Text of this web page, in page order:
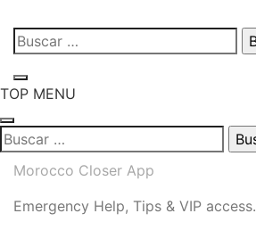
Skip
content
Buscar:
TOP MENU
Buscar:
Morocco Closer App
Emergency Help, Tips & VIP access.